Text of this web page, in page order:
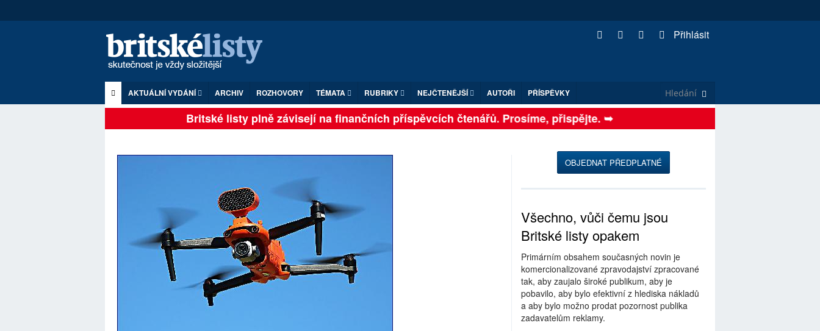
Přihlásit
AKTUÁLNÍ VYDÁNÍ ARCHIV ROZHOVORY TÉMATA RUBRIKY NEJČTENĚJŠÍ AUTOŘI PŘÍSPĚVKY
Britské listy plně závisejí na finančních příspěvcích čtenářů. Prosíme, přispějte. ➥
OBJEDNAT PŘEDPLATNÉ
Všechno, vůči čemu jsou
Britské listy opakem
Primárním obsahem současných novin je
komercionalizované zpravodajství zpracované
tak, aby zaujalo široké publikum, aby je
pobavilo, aby bylo efektivní z hlediska nákladů
a aby bylo možno prodat pozornost publika
zadavatelům reklamy.